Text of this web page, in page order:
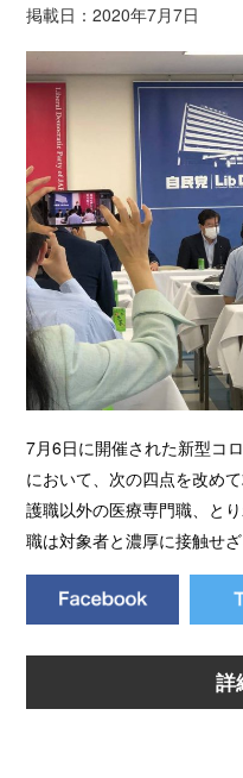
掲載日：2020年7月7日
7月6日に開催された新型コ
において、次の四点を改め
護職以外の医療専門職、と
職は対象者と濃厚に接触せ
詳